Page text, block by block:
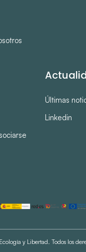
Últimas
Linkedin
y Libertad. Todos los